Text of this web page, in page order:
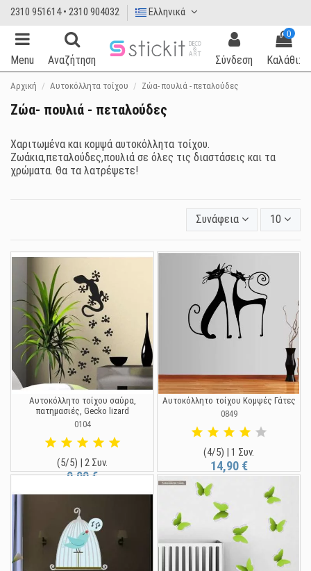
2310 951614 • 2310 904032 Ελληνικά
Menu Αναζήτηση Σύνδεση
0
Καλάθι:
Αρχική Αυτοκόλλητα τοίχου Ζώα- πουλιά - πεταλούδες
Ζώα- πουλιά - πεταλούδες
Χαριτωμένα και κομψά αυτοκόλλητα τοίχου.
Ζωάκια,πεταλούδες,πουλιά σε όλες τις διαστάσεις και τα
χρώματα. Θα τα λατρέψετε!
Συνάφεια 10
Αυτοκόλλητο τοίχου σαύρα,
πατημασιές, Gecko lizard
0104
(5/5) | 2 Συν.
9,90 €
Αυτοκόλλητο τοίχου Κομψές Γάτες
0849
(4/5) | 1 Συν.
14,90 €